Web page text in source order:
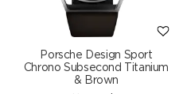
Porsche Design Sport
Chrono Subsecond Titanium
& Brown